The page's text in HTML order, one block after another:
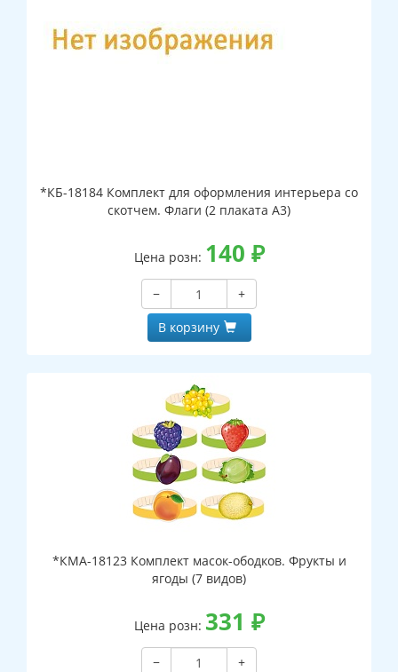
*КБ-18184 Комплект для оформления интерьера со
скотчем. Флаги (2 плаката А3)
Цена розн: 140 ₽
−
+
В корзину
*КМА-18123 Комплект масок-ободков. Фрукты и
ягоды (7 видов)
Цена розн: 331 ₽
−
+